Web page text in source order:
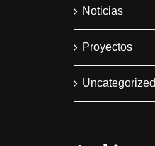
Noticias
Proyectos
Uncategorized